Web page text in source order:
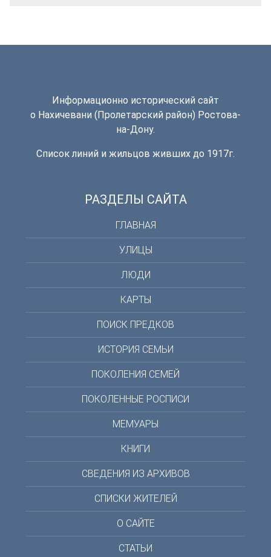
Информационно исторический сайт
о Нахичевани (Пролетарский район) Ростова-
на-Дону.
Список линий и жильцов живших до 1917г.
РАЗДЕЛЫ САЙТА
ГЛАВНАЯ
УЛИЦЫ
ЛЮДИ
КАРТЫ
ПОИСК ПРЕДКОВ
ИСТОРИЯ СЕМЬИ
ПОКОЛЕНИЯ СЕМЕЙ
ПОКОЛЕННЫЕ РОСПИСИ
МЕМУАРЫ
КНИГИ
СВЕДЕНИЯ ИЗ АРХИВОВ
СПИСКИ ЖИТЕЛЕЙ
О САЙТЕ
СТАТЬИ